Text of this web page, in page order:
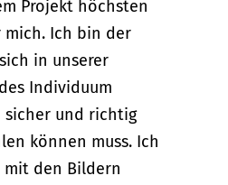
Projekt höchsten
Ich bin der
in unserer
Individuum
sicher und richtig
können muss. Ich
mit den Bildern